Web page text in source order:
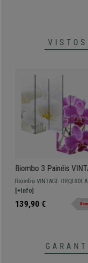
VISTOS
Biombo 3 Painéis
ORQUIDEAS,
180x120x2,5cm,
Biombo VINTAGE
ficará perfeito em qualquer
em que seja inserido. Ideal
dividir divisões.
[+Info]
139,90 €